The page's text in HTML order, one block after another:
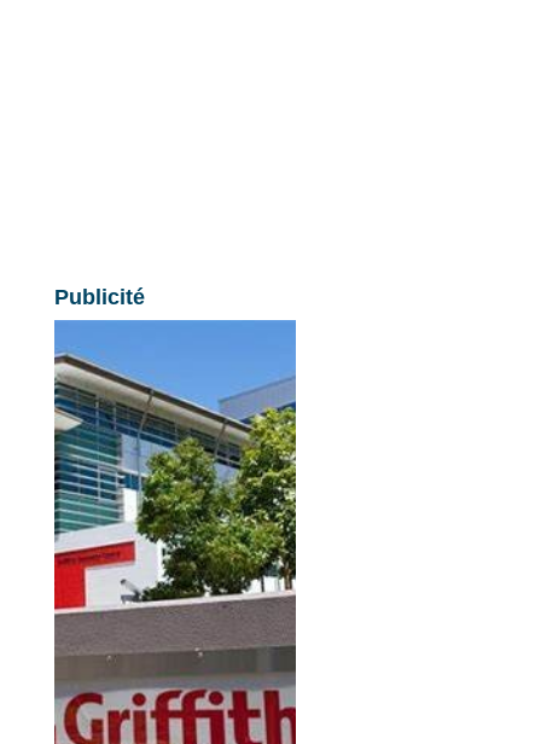
Publicité